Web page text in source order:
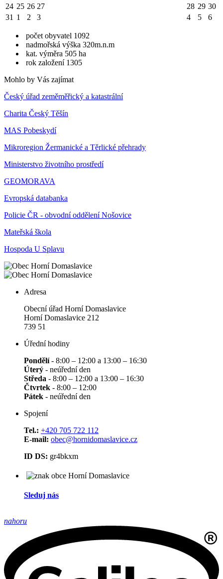
24 25 26 27 28 29 30
31 1 2 3 4 5 6
počet obyvatel 1092
nadmořská výška 320m.n.m
kat. výměra 505 ha
rok založení 1305
Mohlo by Vás zajímat
Český úřad zeměměřický a katastrální
Charita Český Těšín
MAS Pobeskydí
Mikroregion Žermanické a Těrlické přehrady
Ministerstvo životního prostředí
GEOMORAVA
Evropská databanka
Policie ČR - obvodní oddělení Nošovice
Mateřská škola
Hospoda U Splavu
Adresa
Obecní úřad Horní Domaslavice
Horní Domaslavice 212
739 51
Úřední hodiny
Pondělí- 8:00 – 12:00 a 13:00 – 16:30
Úterý - neúřední den
Středa - 8:00 – 12:00 a 13:00 – 16:30
Čtvrtek - 8:00 – 12:00
Pátek - neúřední den
Spojení
Tel.: +420 705 722 112
E-mail: obec@hornidomaslavice.cz
ID DS: gr4bkxm
Sleduj nás
nahoru